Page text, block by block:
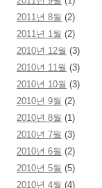
2011년 8월 (2)
2011년 1월 (2)
2010년 12월 (3)
2010년 11월 (3)
2010년 10월 (3)
2010년 9월 (2)
2010년 8월 (1)
2010년 7월 (3)
2010년 6월 (2)
2010년 5월 (5)
2010년 4월 (4)